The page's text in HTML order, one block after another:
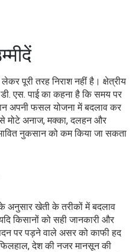
पूरी तरह निराश नहीं है। क्षेत्रीय
एस. पाई का कहना है कि समय पर
अपनी फसल योजना में बदलाव कर
मोटे अनाज, मक्का, दलहन और
नुकसान को कम किया जा सकता
अनुसार खेती के तरीकों में बदलाव
किसानों को सही जानकारी और
पर पड़ने वाले असर को काफी हद
देश की नजर मानसून की